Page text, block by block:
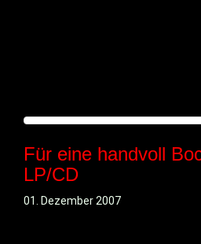
Für eine handvoll
LP/CD
01. Dezember 2007